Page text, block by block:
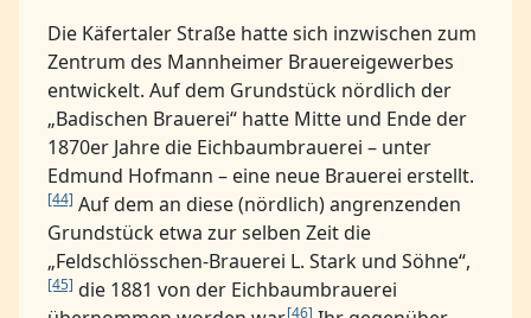
Die Käfertaler Straße hatte sich inzwischen zum
Zentrum des Mannheimer Brauereigewerbes
entwickelt. Auf dem Grundstück nördlich der
„Badischen Brauerei“ hatte Mitte und Ende der
1870er Jahre die Eichbaumbrauerei – unter
Edmund Hofmann – eine neue Brauerei erstellt.
[44] Auf dem an diese (nördlich) angrenzenden
Grundstück etwa zur selben Zeit die
„Feldschlösschen-Brauerei L. Stark und Söhne“,
[45] die 1881 von der Eichbaumbrauerei
[46]